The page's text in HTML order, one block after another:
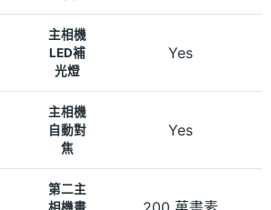
主相機
LED補
光燈
Yes
主相機
自動對
焦
Yes
第二主
相機畫